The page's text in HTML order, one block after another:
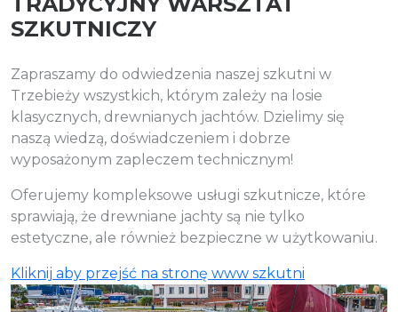
SZKUTNICZY
Zapraszamy do odwiedzenia naszej szkutni w
Trzebieży wszystkich, którym zależy na losie
klasycznych, drewnianych jachtów. Dzielimy się
naszą wiedzą, doświadczeniem i dobrze
wyposażonym zapleczem technicznym!
Oferujemy kompleksowe usługi szkutnicze, które
sprawiają, że drewniane jachty są nie tylko
estetyczne, ale również bezpieczne w użytkowaniu.
Kliknij aby przejść na stronę www szkutni